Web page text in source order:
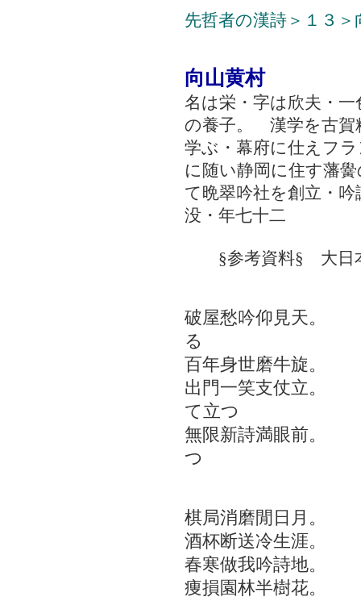
先哲者の漢詩＞１３＞
向山黄村
名は栄・字は欣夫・
の養子。 漢学を古賀
学ぶ・幕府に仕えフ
に随い静岡に住す藩
て晩翠吟社を創立・
没・年七十二
§参考資料§ 大日本
破屋愁吟仰見天
る
百年身世磨牛旋
出門一笑支仗立
て立つ
無限新詩満眼前
つ
棋局消磨閒日月
酒杯断送冷生涯
春寒做我吟詩地。
痩損園林半樹花